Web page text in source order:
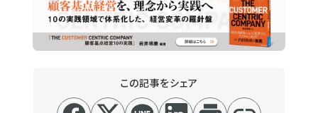
この記事をシェア